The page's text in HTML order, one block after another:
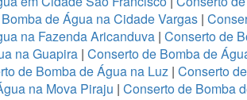
de Água na Cidade Vargas |
na Fazenda Aricanduva | Conserto de
na Guapira | Conserto de Bomba de
de Bomba de Água na Luz| Conserto
na Mova Piraju | Conserto de Bomba